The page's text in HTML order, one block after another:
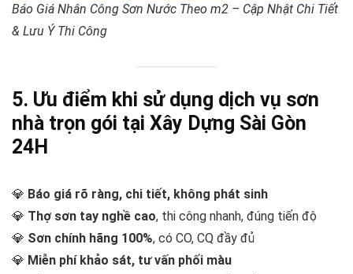
Báo Giá Nhân Công Sơn Nước Theo m2 – Cập Nhật Chi Tiết
& Lưu Ý Thi Công
5. Ưu điểm khi sử dụng dịch vụ sơn
nhà trọn gói tại Xây Dựng Sài Gòn
24H
💎 Báo giá rõ ràng, chi tiết, không phát sinh
💎 Thợ sơn tay nghề cao, thi công nhanh, đúng tiến độ
💎 Sơn chính hãng 100%, có CO, CQ đầy đủ
💎 Miễn phí khảo sát, tư vấn phối màu